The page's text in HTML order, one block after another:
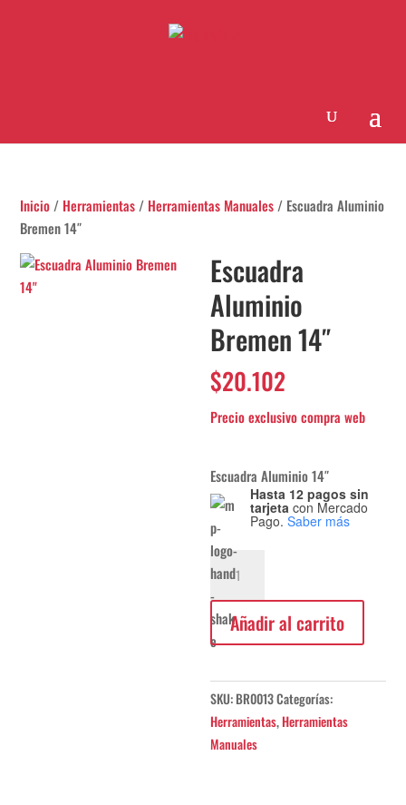
Inicio / Herramientas / Herramientas Manuales / Escuadra Aluminio
Bremen 14″
Escuadra
Aluminio
Bremen 14″
$20.102
Escuadra Aluminio 14″
Hasta 12 pagos sin
tarjeta con Mercado
Pago. Saber más
Escuadra
Aluminio
Bremen
14"
cantidad
Añadir al carrito
SKU:BR0013Categorías:
Herramientas,Herramientas
Manuales